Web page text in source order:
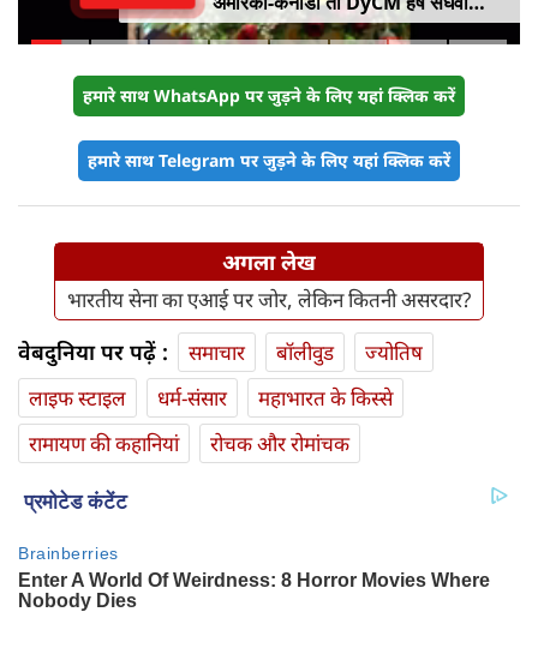
संभालेंगे जापान-यूरोप का मोर्चा
हमारे साथ WhatsApp पर जुड़ने के लिए यहां क्लिक करें
हमारे साथ Telegram पर जुड़ने के लिए यहां क्लिक करें
अगला लेख
भारतीय सेना का एआई पर जोर, लेकिन कितनी असरदार?
वेबदुनिया पर पढ़ें : समाचार बॉलीवुड
ज्योतिष
लाइफ स्‍टाइल
धर्म-संसार
महाभारत के किस्से
रामायण की कहानियां
रोचक और रोमांचक